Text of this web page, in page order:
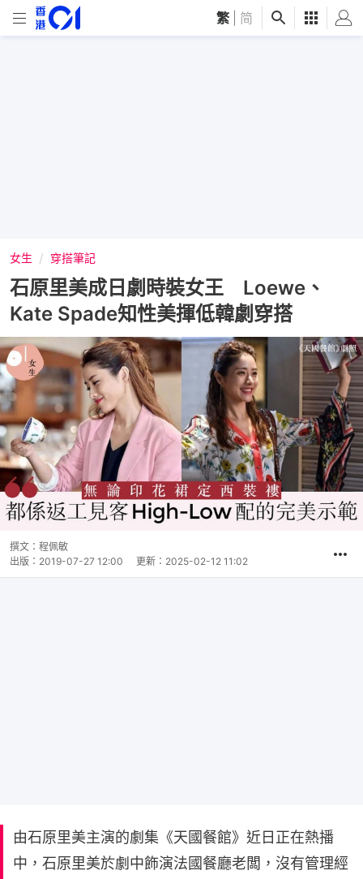
繁 简
女生 穿搭筆記
石原里美成日劇時裝女王 Loewe、
Kate Spade知性美揮低韓劇穿搭
撰文： 程佩敏
出版： 2019-07-27 12:00 更新： 2025-02-12 11:02
由石原里美主演的劇集《天國餐館》近日正在熱播
中，石原里美於劇中飾演法國餐廳老闆，沒有管理經